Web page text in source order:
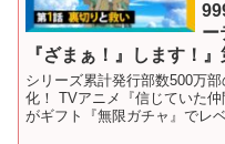
ー
『ざまぁ！』します！
シリーズ累計発行部数500万
化！ TVアニメ『信じていた
がギフト『無限ガチャ』でレ